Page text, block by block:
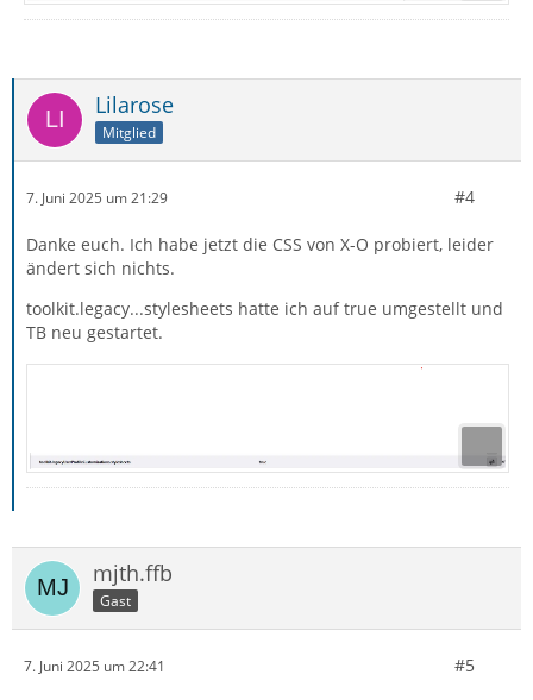
Lilarose
Mitglied
7. Juni 2025 um 21:29 #4
Danke euch. Ich habe jetzt die CSS von X-O probiert, leider
ändert sich nichts.
toolkit.legacy...stylesheets hatte ich auf true umgestellt und
TB neu gestartet.
mjth.ffb
Gast
7. Juni 2025 um 22:41 #5